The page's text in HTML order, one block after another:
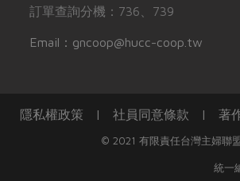
訂單查詢分機：736、739
Email：gncoop@hucc-coop.tw
隱私權政策 | 社員同意條款 | 著
© 2021 有限責任台灣主婦聯
統一